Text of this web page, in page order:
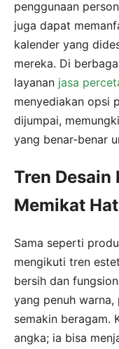
penggunaan
juga dapat
kalender yang
mereka. Di
layanan jasa
menyediakan opsi
dijumpai,
yang benar-benar
Tren Desain
Memikat
Sama seperti
mengikuti tren
bersih dan
yang penuh
semakin beragam.
angka; ia bisa